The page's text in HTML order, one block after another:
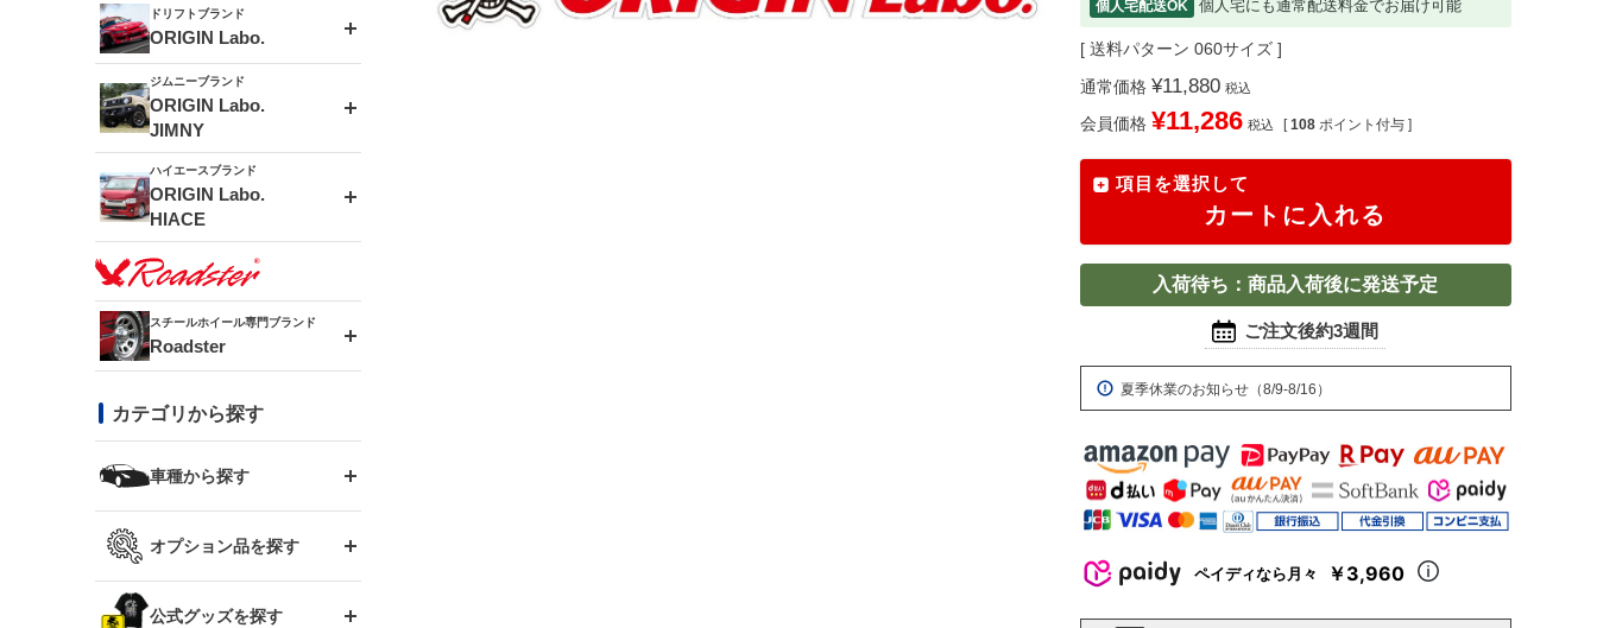
ドリフトブランド
ORIGIN Labo.
エアロシリーズ
ドリフトライン
風神(180SX)
雷神(S15)
龍神(チェイサー)
レーシングライン
アタックライン
ストリームライン
フロントフェンダー
リアフェンダー
ブラッシュフェンダー
コンバットアイ
GTウイング
リアウイング
ルーフウイング
ジムニーブランド
ORIGIN Labo.
JIMNY
アルミホイール
MUD-ZEUS
アルミホイール
MUD-SR7
MUD-S7
ボンネット
フェンダー
サイドパーツ
ハイエースブランド
ORIGIN Labo.
HIACE
エアロシリーズ
LUX MODEL SP
LUX MODEL
RUGGER MODEL
GROUND MODEL
オーバーフェンダー
リアウイング
スムージングバンパー
ワイパーガード
スチールホイール専門ブランド
Roadster
DAYTONA-RS
DAYTONA-RS NEO
まつど家 鉄漢
カテゴリから探す
車種から探す
トヨタ
スズキ
オプション品を探す
GTウイング用ラダー
公式グッズを探す
個人宅配送OK 個人宅にも通常配送料金でお届け可能
送料パターン 060サイズ
通常価格 ¥11,880 税込
会員価格 ¥11,286 税込 [ 108 ポイント付与 ]
項目を選択して
カートに入れる
入荷待ち：商品入荷後に発送予定
ご注文後約3週間
夏季休業のお知らせ（8/9-8/16）
ペイディなら月々 ￥3,960